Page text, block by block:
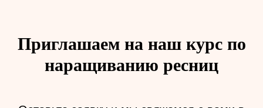
Приглашаем на наш курс по
наращиванию ресниц